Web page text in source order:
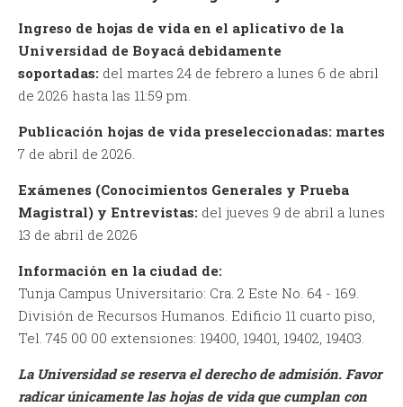
Ingreso de hojas de vida en el aplicativo de la
Universidad de Boyacá debidamente
soportadas: del martes 24 de febrero a lunes 6 de abril
de 2026 hasta las 11:59 pm.
Publicación hojas de vida preseleccionadas: martes
7 de abril de 2026.
Exámenes (Conocimientos Generales y Prueba
Magistral) y Entrevistas: del jueves 9 de abril a lunes
13 de abril de 2026
Información en la ciudad de:
Tunja Campus Universitario: Cra. 2 Este No. 64 - 169.
División de Recursos Humanos. Edificio 11 cuarto piso,
Tel. 745 00 00 extensiones: 19400, 19401, 19402, 19403.
La Universidad se reserva el derecho de admisión. Favor
radicar únicamente las hojas de vida que cumplan con